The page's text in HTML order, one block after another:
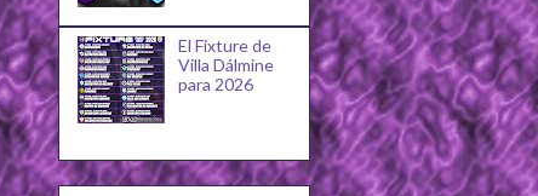
El Fixture de
Villa Dálmine
para 2026